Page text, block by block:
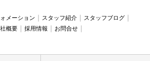
メーション スタッフ紹介
スタッフブログ
概要 採用情報
お問合せ